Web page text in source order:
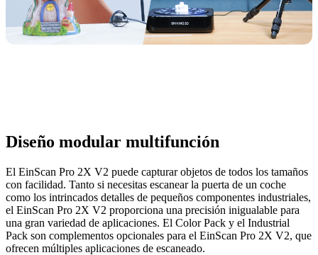
Diseño modular multifunción
El EinScan Pro 2X V2 puede capturar objetos de todos los tamaños
con facilidad. Tanto si necesitas escanear la puerta de un coche
como los intrincados detalles de pequeños componentes industriales,
el EinScan Pro 2X V2 proporciona una precisión inigualable para
una gran variedad de aplicaciones. El Color Pack y el Industrial
Pack son complementos opcionales para el EinScan Pro 2X V2, que
ofrecen múltiples aplicaciones de escaneado.